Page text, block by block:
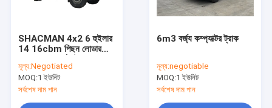
SHACMAN 4x2 6 হুইলার
14 16cbm পিছন লোডার
মূল্য:Negotiated
MOQ:1 ইউনিট
সর্বশেষ দাম পান
6m3 বর্জ্য কম্প্যাক্টর ট্রাক
মূল্য:negotiable
MOQ:1 ইউনিট
সর্বশেষ দাম পান